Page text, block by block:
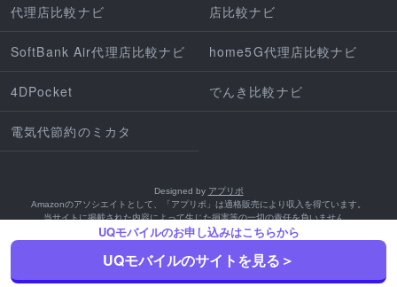
代理店比較ナビ 店比較ナビ
SoftBank Air代理店比較ナビ home5G代理店比較ナビ
4DPocket でんき比較ナビ
電気代節約のミカタ
Designed by アプリポ
Amazonのアソシエイトとして、「アプリポ」は適格販売により収入を得ています。
当サイトに掲載された内容によって生じた損害等の一切の責任を負いません。
UQモバイルのお申し込みはこちらから
UQモバイルのサイトを見る＞